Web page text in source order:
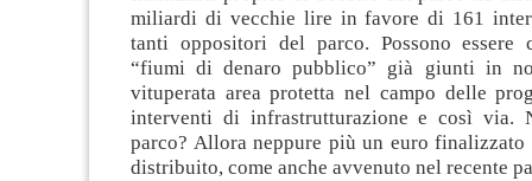
miliardi di vecchie lire in favore di 161
tanti oppositori del parco. Possono
“fiumi di denaro pubblico” già giunti in
vituperata area protetta nel campo delle
interventi di infrastrutturazione e così via.
parco? Allora neppure più un euro finalizzato
distribuito, come anche avvenuto nel recente